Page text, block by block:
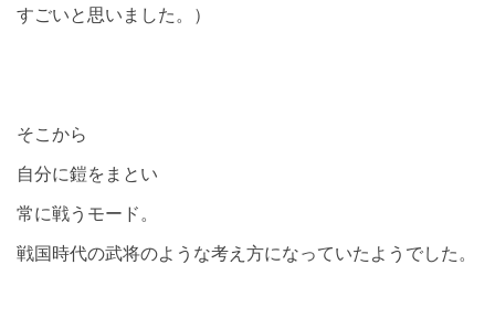
すごいと思いました。）
そこから
自分に鎧をまとい
常に戦うモード。
戦国時代の武将のような考え方になっていたようでした。